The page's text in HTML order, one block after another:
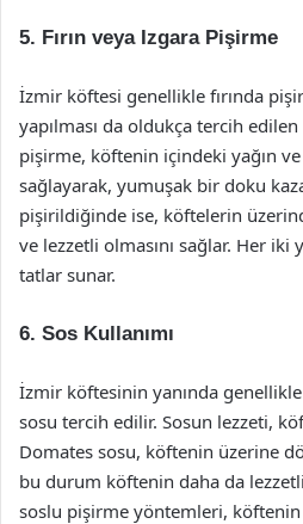
5. Fırın veya Izgara Pişirme
İzmir köftesi genellikle fırında
yapılması da oldukça tercih
pişirme, köftenin içindeki yağın ve
sağlayarak, yumuşak bir doku
pişirildiğinde ise, köftelerin
ve lezzetli olmasını sağlar. Her
tatlar sunar.
6. Sos Kullanımı
İzmir köftesinin yanında
sosu tercih edilir. Sosun lezzeti,
Domates sosu, köftenin üzerine
bu durum köftenin daha da lezzetli
soslu pişirme yöntemleri,